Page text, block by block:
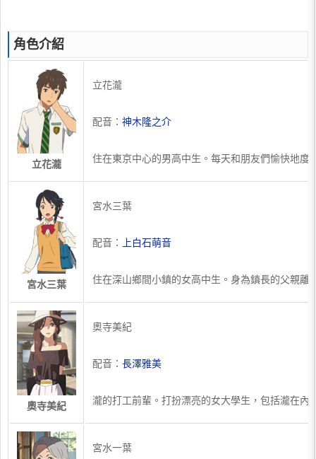
角色介紹
立花瀧
立花瀧
配音： 神木隆之介
住在東京中心的男高中生。每天和朋友們愉快地
宮水三葉
宮水三葉
配音： 上白石萌音
住在深山鄉間小鎮的女高中生。身為鎮長的父親
奧寺美紀
奧寺美紀
配音： 長澤雅美
瀧的打工前輩。打扮漂亮的女大學生，包括瀧在內
宮水一葉